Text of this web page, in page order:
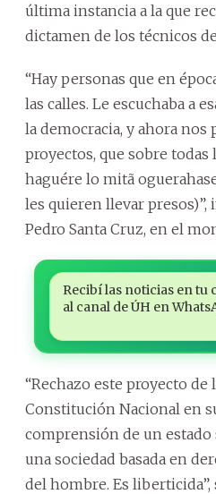
última instancia a la que
dictamen de los técnicos
“Hay personas que en
las calles. Le escuchaba a
la democracia, y ahora nos
proyectos, que sobre todas
haguére lo mitã
les quieren llevar
Pedro Santa Cruz, en el
Recibí las noticias en tu
al canal de ÚH en
“Rechazo este proyecto de
Constitución Nacional en
comprensión de un estado
una sociedad basada en
del hombre. Es